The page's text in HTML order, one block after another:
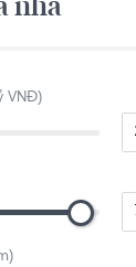
nhà
VNĐ)